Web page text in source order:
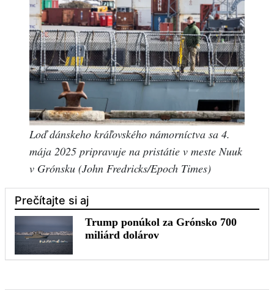
Loď dánskeho kráľovského námorníctva sa 4.
mája 2025 pripravuje na pristátie v meste Nuuk
v Grónsku (John Fredricks/Epoch Times)